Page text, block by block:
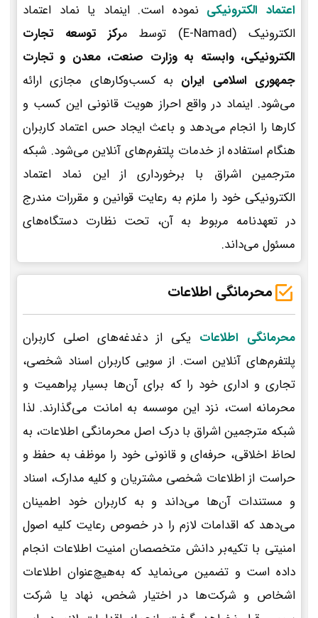
اعتماد الکترونیکی نموده است. اینماد یا نماد اعتماد
الکترونیک (E-Namad) توسط م
رکز توسعه تجارت
الکترونیکی، وابسته به وزارت صنعت، معدن و تجارت
جمهوری اسلامی ایران به کسب‌وکارهای مجازی ارائه
می‌شود. اینماد در واقع احراز هویت قانونی این کسب و
کارها را انجام می‌دهد و باعث ایجاد حس اعتماد کاربران
هنگام استفاده از خدمات پلتفرم‌های آنلاین می‌شود. شبکه
مترجمین اشراق با برخورداری از این نماد اعتماد
الکترونیکی خود را ملزم به رعایت قوانین و مقررات مندرج
در تعهدنامه مربوط به آن، تحت نظارت دستگاه‌های
مسئول می‌داند.
محرمانگی اطلاعات
محرمانگی اطلاعات یکی از دغدغه‌های اصلی کاربران
پلتفرم‌های آنلاین است. از سویی کاربران اسناد شخصی،
تجاری و اداری خود را که برای آن‌ها بسیار پراهمیت و
محرمانه است، نزد این موسسه به امانت می‌گذارند. لذا
شبکه مترجمین اشراق با درک اصل محرمانگی اطلاعات، به
لحاظ اخلاقی، حرفه‌ای و قانونی خود را موظف به حفظ و
حراست از اطلاعات شخصی مشتریان و کلیه مدارک، اسناد
و مستندات آن‌ها می‌داند و به کاربران خود اطمینان
می‌دهد که اقدامات لازم را در خصوص رعایت کلیه اصول
امنیتی با تکیه‌بر دانش متخصصان امنیت اطلاعات انجام
داده است و تضمین می‌نماید که به‌هیچ‌عنوان اطلاعات
اشخاص و شرکت‌ها در اختیار شخص، نهاد یا شرکت